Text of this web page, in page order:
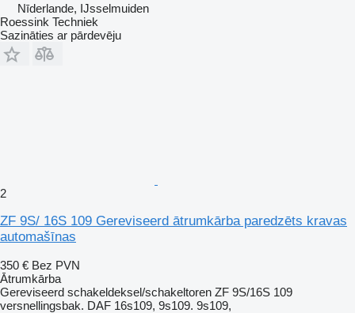
Nīderlande, IJsselmuiden
Roessink Techniek
Sazināties ar pārdevēju
2
ZF 9S/ 16S 109 Gereviseerd ātrumkārba paredzēts kravas
automašīnas
350 € Bez PVN
Ātrumkārba
Gereviseerd schakeldeksel/schakeltoren ZF 9S/16S 109
versnellingsbak. DAF 16s109, 9s109. 9s109,